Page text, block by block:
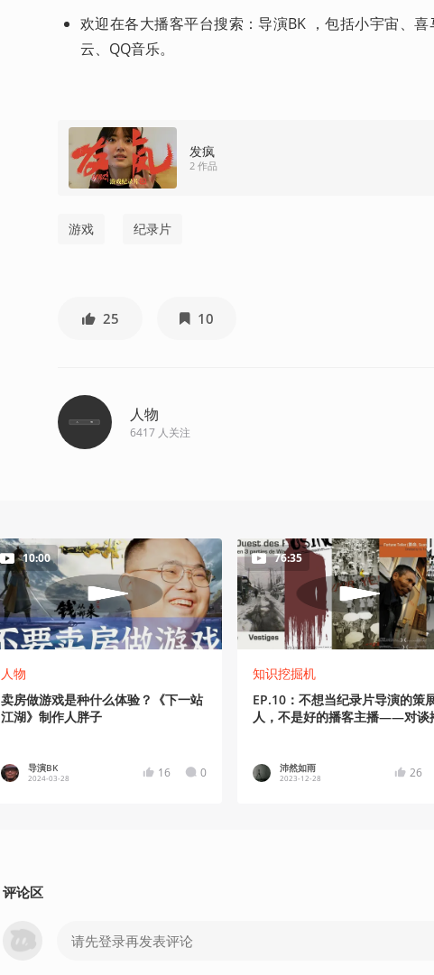
欢迎在各大播客平台搜索：导演BK ，包括小宇宙、
云、QQ音乐。
发疯
2 作品
游戏 纪录片
25 10
人物
6417 人关注
10:00
人物
卖房做游戏是种什么体验？《下一站
江湖》制作人胖子
导演BK
2024-03-28 16 0
76:35
知识挖掘机
EP.10：不想当纪录片导演的策
人，不是好的播客主播——对谈
沛然如雨
2023-12-28 26
评论区